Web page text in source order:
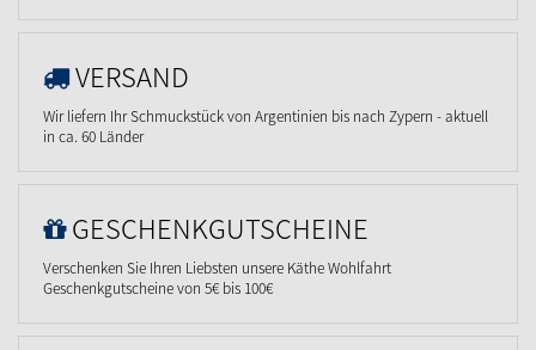
VERSAND
Wir liefern Ihr Schmuckstück von Argentinien bis nach Zypern - aktuell
in ca. 60 Länder
GESCHENKGUTSCHEINE
Verschenken Sie Ihren Liebsten unsere Käthe Wohlfahrt
Geschenkgutscheine von 5€ bis 100€